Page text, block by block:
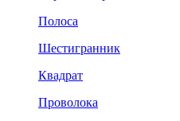
Полоса
Шестигранник
Квадрат
Проволока